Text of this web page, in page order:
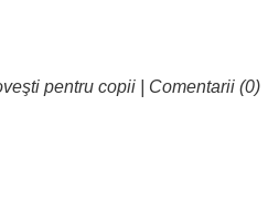
pentru copii Comentarii (0)